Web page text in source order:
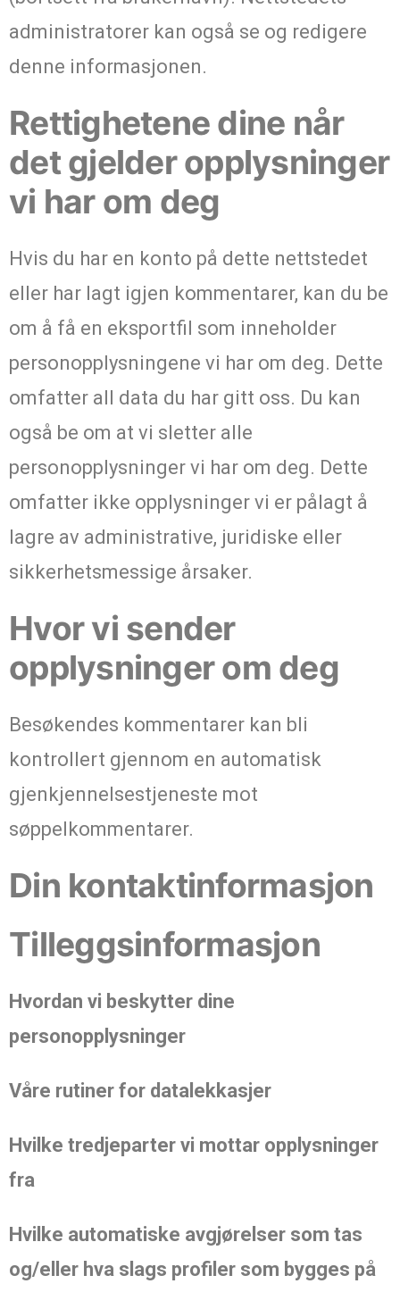
administratorer kan også se og redigere
denne informasjonen.
Rettighetene dine når
det gjelder opplysninger
vi har om deg
Hvis du har en konto på dette nettstedet
eller har lagt igjen kommentarer, kan du be
om å få en eksportfil som inneholder
personopplysningene vi har om deg. Dette
omfatter all data du har gitt oss. Du kan
også be om at vi sletter alle
personopplysninger vi har om deg. Dette
omfatter ikke opplysninger vi er pålagt å
lagre av administrative, juridiske eller
sikkerhetsmessige årsaker.
Hvor vi sender
opplysninger om deg
Besøkendes kommentarer kan bli
kontrollert gjennom en automatisk
gjenkjennelsestjeneste mot
søppelkommentarer.
Din kontaktinformasjon
Tilleggsinformasjon
Hvordan vi beskytter dine
personopplysninger
Våre rutiner for datalekkasjer
Hvilke tredjeparter vi mottar opplysninger
fra
Hvilke automatiske avgjørelser som tas
og/eller hva slags profiler som bygges på